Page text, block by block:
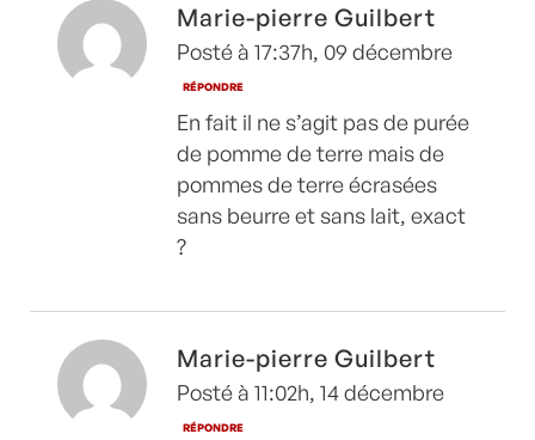
Marie-pierre Guilbert
Posté à 17:37h, 09 décembre
RÉPONDRE
En fait il ne s’agit pas de purée
de pomme de terre mais de
pommes de terre écrasées
sans beurre et sans lait, exact
?
Marie-pierre Guilbert
Posté à 11:02h, 14 décembre
RÉPONDRE